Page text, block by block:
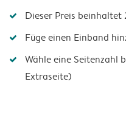
Dieser Preis beinhaltet
Füge einen Einband
Wähle eine Seitenzahl
Extraseite)